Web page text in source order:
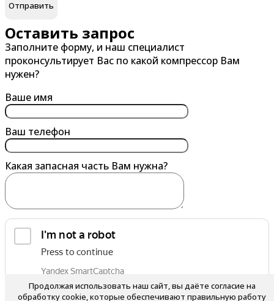
Великий Новгород
Владивосток
Владикавказ
Волгоград
Волгодонск
Волжский
Вологда
Воскресенск
Воткинск
Выборг
Вязьма
Глазов
Горно-Алтайск
Губкин
Оставить запрос
Заполните форму, и наш специалист
проконсультирует Вас по какой компрессор Вам
нужен?
Ваше имя
Ваш телефон
Какая запасная часть Вам нужна?
Я согласен наобработку персональных данных
Продолжая использовать наш сайт, вы даёте согласие на
обработку cookie, которые обеспечивают правильную работу